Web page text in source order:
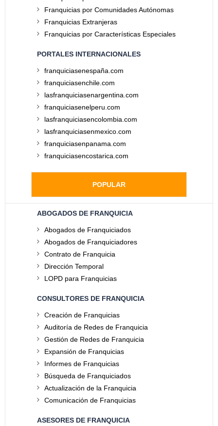
Franquicias por Comunidades Autónomas
Franquicias Extranjeras
Franquicias por Características Especiales
PORTALES INTERNACIONALES
franquiciasenespaña.com
franquiciasenchile.com
lasfranquiciasenargentina.com
franquiciasenelperu.com
lasfranquiciasencolombia.com
lasfranquiciasenmexico.com
franquiciasenpanama.com
franquiciasencostarica.com
POPULAR
ABOGADOS DE FRANQUICIA
Abogados de Franquiciados
Abogados de Franquiciadores
Contrato de Franquicia
Dirección Temporal
LOPD para Franquicias
CONSULTORES DE FRANQUICIA
Creación de Franquicias
Auditoría de Redes de Franquicia
Gestión de Redes de Franquicia
Expansión de Franquicias
Informes de Franquicias
Búsqueda de Franquiciados
Actualización de la Franquicia
Comunicación de Franquicias
ASESORES DE FRANQUICIA